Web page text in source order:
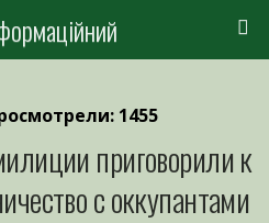
1455
приговорили к
с оккупантами